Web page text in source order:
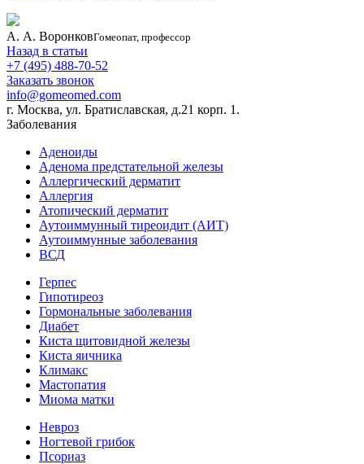
А. А. ВоронковГомеопат, профессор
Назад в статьи
+7 (495) 488-70-52
Заказать звонок
info@gomeomed.com
г. Москва, ул. Братиславская, д.21 корп. 1.
Заболевания
Аденоиды
Аденома предстательной железы
Аллергический дерматит
Аллергия
Атопический дерматит
Аутоиммунный тиреоидит (АИТ)
Аутоиммунные заболевания
ВСД
Герпес
Гипотиреоз
Гормональные заболевания
Диабет
Киста щитовидной железы
Киста яичника
Климакс
Мастопатия
Миома матки
Невроз
Ногтевой грибок
Псориаз